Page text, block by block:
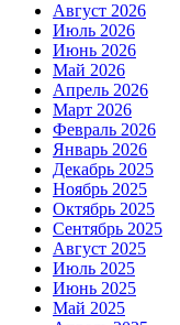
Август 2026
Июль 2026
Июнь 2026
Май 2026
Апрель 2026
Март 2026
Февраль 2026
Январь 2026
Декабрь 2025
Ноябрь 2025
Октябрь 2025
Сентябрь 2025
Август 2025
Июль 2025
Июнь 2025
Май 2025